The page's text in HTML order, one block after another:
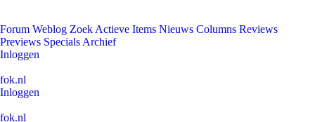
Forum Weblog Zoek Actieve Items Nieuws Columns Reviews
Previews Specials Archief
Inloggen
fok.nl
Inloggen
fok.nl